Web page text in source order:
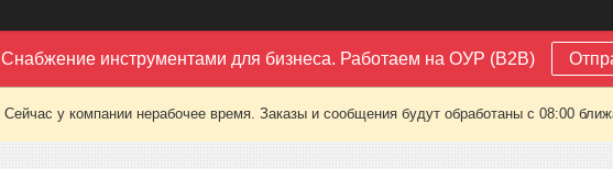
Снабжение инструментами для бизнеса. Работаем на ОУР (B2B)
Сейчас у компании нерабочее время. Заказы и сообщения будут обработаны с 08:00